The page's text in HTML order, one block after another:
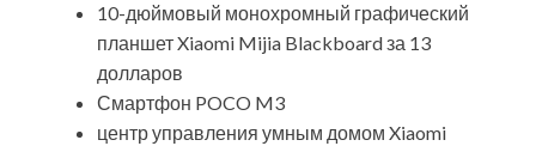
10-дюймовый монохромный графический
планшет Xiaomi Mijia Blackboard за 13
долларов
Смартфон POCO M3
центр управления умным домом Xiaomi